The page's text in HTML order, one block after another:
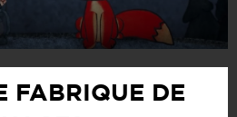
FABRIQUE DE